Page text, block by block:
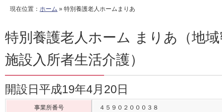
現在位置： ホーム » 特別養護老人ホームまりあ
特別養護老人ホーム まりあ（地
施設入所者生活介護）
開設日平成19年4月20日
事業所番号 ４５９０２０００３８